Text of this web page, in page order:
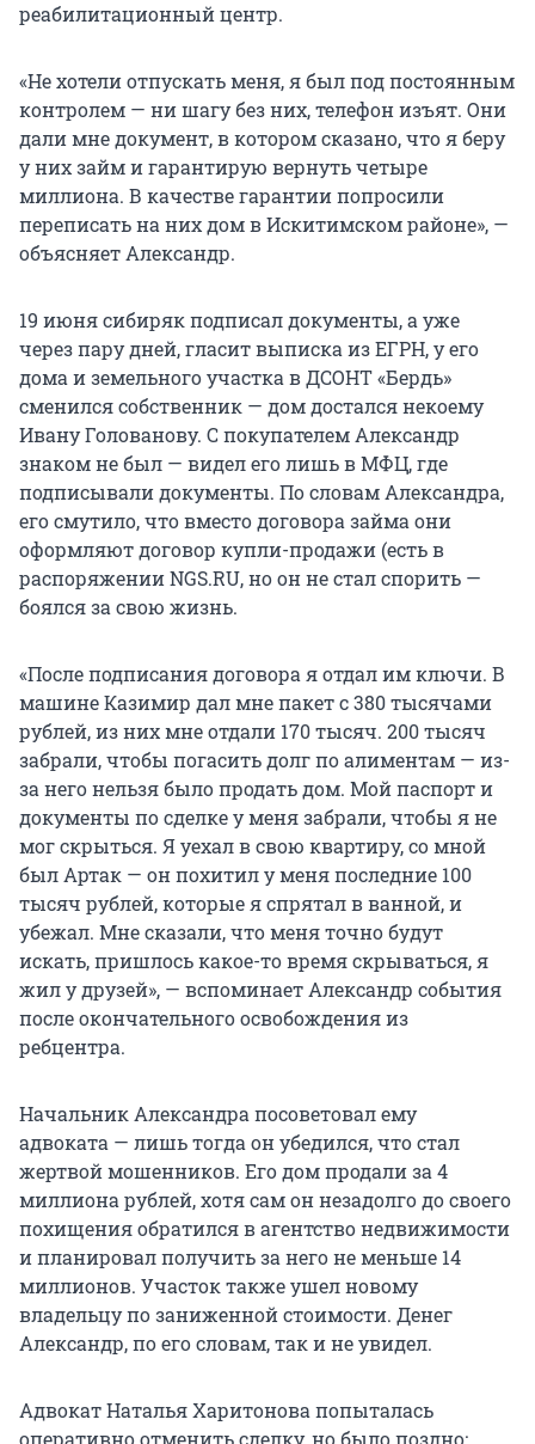
реабилитационный центр.
«Не хотели отпускать меня, я был под постоянным
контролем — ни шагу без них, телефон изъят. Они
дали мне документ, в котором сказано, что я беру
у них займ и гарантирую вернуть четыре
миллиона. В качестве гарантии попросили
переписать на них дом в Искитимском районе», —
объясняет Александр.
19 июня сибиряк подписал документы, а уже
через пару дней, гласит выписка из ЕГРН, у его
дома и земельного участка в ДСОНТ «Бердь»
сменился собственник — дом достался некоему
Ивану Голованову. С покупателем Александр
знаком не был — видел его лишь в МФЦ, где
подписывали документы. По словам Александра,
его смутило, что вместо договора займа они
оформляют договор купли-продажи (есть в
распоряжении NGS.RU, но он не стал спорить —
боялся за свою жизнь.
«После подписания договора я отдал им ключи. В
машине Казимир дал мне пакет с 380 тысячами
рублей, из них мне отдали 170 тысяч. 200 тысяч
забрали, чтобы погасить долг по алиментам — из-
за него нельзя было продать дом. Мой паспорт и
документы по сделке у меня забрали, чтобы я не
мог скрыться. Я уехал в свою квартиру, со мной
был Артак — он похитил у меня последние 100
тысяч рублей, которые я спрятал в ванной, и
убежал. Мне сказали, что меня точно будут
искать, пришлось какое-то время скрываться, я
жил у друзей», — вспоминает Александр события
после окончательного освобождения из
ребцентра.
Начальник Александра посоветовал ему
адвоката — лишь тогда он убедился, что стал
жертвой мошенников. Его дом продали за 4
миллиона рублей, хотя сам он незадолго до своего
похищения обратился в агентство недвижимости
и планировал получить за него не меньше 14
миллионов. Участок также ушел новому
владельцу по заниженной стоимости. Денег
Александр, по его словам, так и не увидел.
Адвокат Наталья Харитонова попыталась